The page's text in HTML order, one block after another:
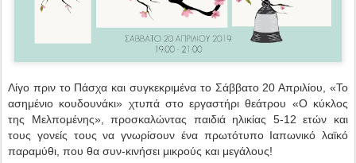
Λίγο πριν το Πάσχα και συγκεκριμένα το Σάββατο 20 Απριλίου, «Το
ασημένιο κουδουνάκι» χτυπά στο εργαστήρι θεάτρου «Ο κύκλος
της Μελπομένης», προσκαλώντας παιδιά ηλικίας 5-12 ετών και
τους γονείς τους να γνωρίσουν ένα πρωτότυπο Ιαπωνικό λαϊκό
παραμύθι, που θα συν-κινήσει μικρούς και μεγάλους!